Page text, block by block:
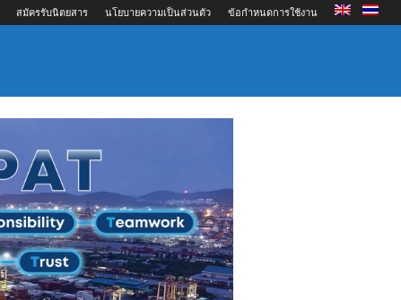
สมัครรับนิตยสาร นโยบายความเป็นส่วนตัว ข้อกำหนดการใช้งาน